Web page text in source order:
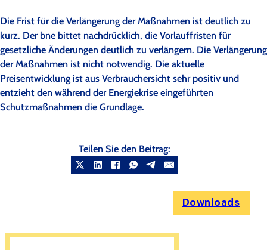
Die Frist für die Verlängerung der Maßnahmen ist deutlich zu
kurz. Der bne bittet nachdrücklich, die Vorlauffristen für
gesetzliche Änderungen deutlich zu verlängern. Die Verlängerung
der Maßnahmen ist nicht notwendig. Die aktuelle
Preisentwicklung ist aus Verbrauchersicht sehr positiv und
entzieht den während der Energiekrise eingeführten
Schutzmaßnahmen die Grundlage.
Teilen Sie den Beitrag:
Downloads